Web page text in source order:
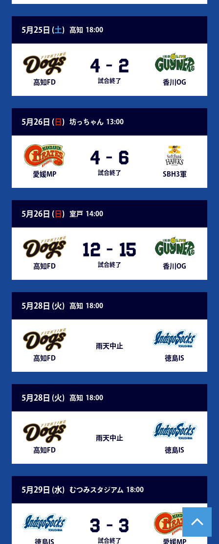
5月25日 (土) 高知 18:00
高知FD
4 - 2
試合終了 香川OG
5月26日 ( 日 ) 坊っちゃん 13:00
愛媛MP
4 - 6
試合終了 SBH3軍
5月26日 ( 日 ) 室戸 14:00
高知FD
12 - 15
試合終了 香川OG
5月28日 (火) 高知 18:00
高知FD
雨天中止
徳島IS
5月28日 (火) 高知 18:00
高知FD
雨天中止
徳島IS
5月29日 (水) むつみスタジアム 18:00
徳島IS
3 - 3
試合終了 愛媛MP